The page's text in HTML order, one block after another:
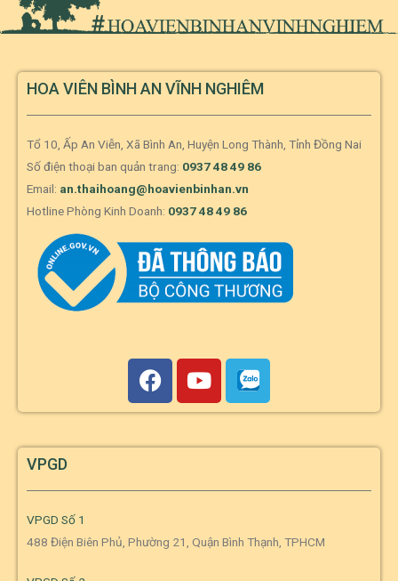
HOA VIÊN BÌNH AN VĨNH NGHIÊM
Tổ 10, Ấp An Viễn, Xã Bình An, Huyện Long Thành, Tỉnh Đồng Nai
Số điện thoại ban quản trang: 0937 48 49 86
Email: an.thaihoang@hoavienbinhan.vn
Hotline Phòng Kinh Doanh: 0937 48 49 86
VPGD
VPGD Số 1
488 Điện Biên Phủ, Phường 21, Quận Bình Thạnh, TPHCM